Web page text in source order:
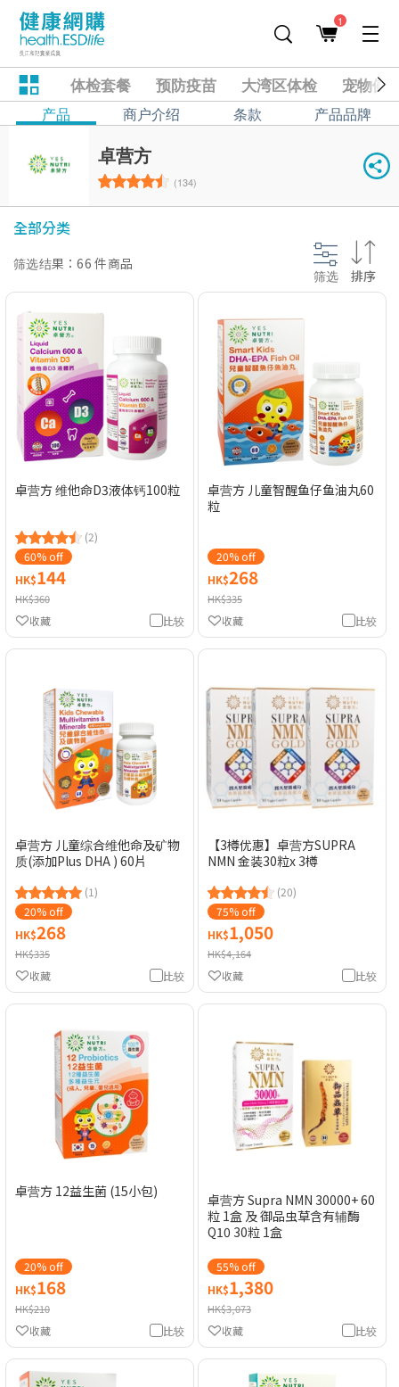
1
体检套餐 预防疫苗 大湾区体检 宠物健
产品 商户介绍 条款 产品品牌
卓营方
(134)
全部分类
筛选结果：66 件商品
筛选 排序
卓营方 维他命D3液体钙100粒
(2)
60% off
HK$144
HK$360
比较
收藏
卓营方 儿童智醒鱼仔鱼油丸60
粒
20% off
HK$268
HK$335
比较
收藏
卓营方 儿童综合维他命及矿物
质(添加Plus DHA ) 60片
(1)
20% off
HK$268
HK$335
比较
收藏
【3樽优惠】卓营方SUPRA
NMN 金装30粒x 3樽
(20)
75% off
HK$1,050
HK$4,164
比较
收藏
卓营方 12益生菌 (15小包)
20% off
HK$168
HK$210
比较
收藏
卓营方 Supra NMN 30000+ 60
粒 1盒 及 御品虫草含有辅酶
Q10 30粒 1盒
55% off
HK$1,380
HK$3,073
比较
收藏